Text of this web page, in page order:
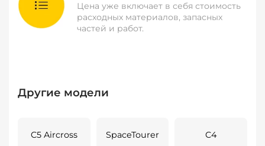
Цена уже включает в себя стоимость
расходных материалов, запасных
частей и работ.
Другие модели
C5 Aircross SpaceTourer C4